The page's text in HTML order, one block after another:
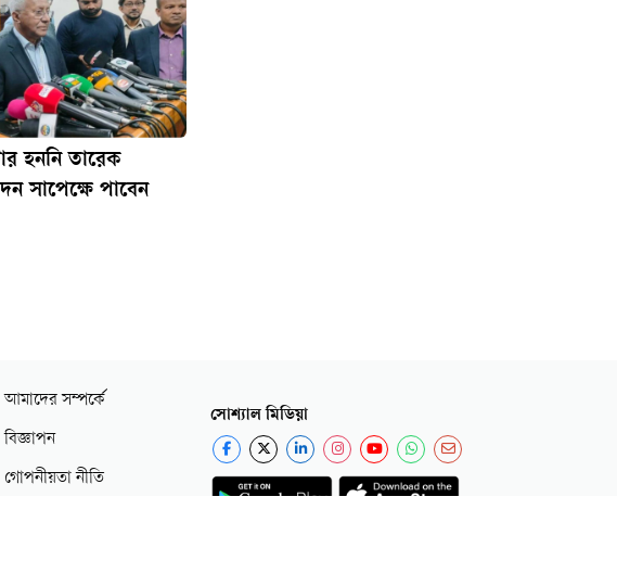
হননি তারেক
সাপেক্ষে পাবেন
আমাদের সম্পর্কে
বিজ্ঞাপন
গোপনীয়তা নীতি
সোশ্যাল মিডিয়া